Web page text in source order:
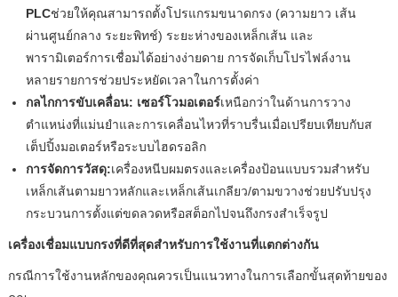
PLCช่วยให้คุณสามารถตั้งโปรแกรมขนาดกรง (ความยาว เส้น
ผ่านศูนย์กลาง ระยะพิทช์) ระยะห่างของเหล็กเส้น และ
พารามิเตอร์การเชื่อมได้อย่างง่ายดาย การจัดเก็บโปรไฟล์งาน
หลายรายการช่วยประหยัดเวลาในการตั้งค่า
กลไกการขับเคลื่อน: เซอร์โวมอเตอร์เหนือกว่าในด้านการวาง
ตำแหน่งที่แม่นยำและการเคลื่อนไหวที่ราบรื่นเมื่อเปรียบเทียบกับส
เต็ปปิ้งมอเตอร์หรือระบบไฮดรอลิก
การจัดการวัสดุ:เครื่องหนีบผมตรงและเครื่องป้อนแบบรวมสำหรับ
เหล็กเส้นตามยาวหลักและเหล็กเส้นเกลียว/ตามขวางช่วยปรับปรุง
กระบวนการตั้งแต่ขดลวดหรือสต็อกไปจนถึงกรงสำเร็จรูป
เครื่องเชื่อมแบบกรงที่ดีที่สุดสำหรับการใช้งานที่แตกต่างกัน
กรณีการใช้งานหลักของคุณควรเป็นแนวทางในการเลือกขั้นสุดท้ายของ